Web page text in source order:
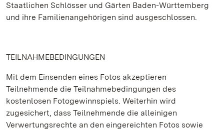
Staatlichen Schlösser und Gärten Baden-Württemberg
und ihre Familienangehörigen sind ausgeschlossen.
TEILNAHMEBEDINGUNGEN
Mit dem Einsenden eines Fotos akzeptieren
Teilnehmende die Teilnahmebedingungen des
kostenlosen Fotogewinnspiels. Weiterhin wird
zugesichert, dass Teilnehmende die alleinigen
Verwertungsrechte an den eingereichten Fotos sowie